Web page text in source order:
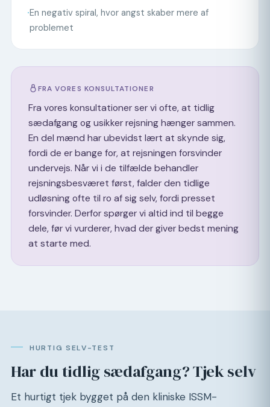
·En negativ spiral, hvor angst skaber mere af
problemet
FRA VORES KONSULTATIONER
Fra vores konsultationer ser vi ofte, at tidlig
sædafgang og usikker rejsning hænger sammen.
En del mænd har ubevidst lært at skynde sig,
fordi de er bange for, at rejsningen forsvinder
undervejs. Når vi i de tilfælde behandler
rejsningsbesværet først, falder den tidlige
udløsning ofte til ro af sig selv, fordi presset
forsvinder. Derfor spørger vi altid ind til begge
dele, før vi vurderer, hvad der giver bedst mening
at starte med.
HURTIG SELV-TEST
Har du tidlig sædafgang? Tjek selv
Et hurtigt tjek bygget på den kliniske ISSM-